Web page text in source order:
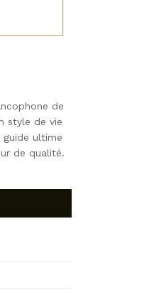
de
style de vie
ultime
de qualité.